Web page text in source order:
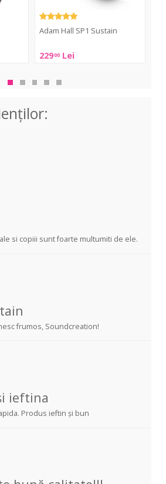
Adam Hall SP1 Sustain
22900 Lei
Adam
SP1
si copiii sunt foarte multumiti de ele.
frumos, Soundcreation!
ieftina
Produs ieftin și bun